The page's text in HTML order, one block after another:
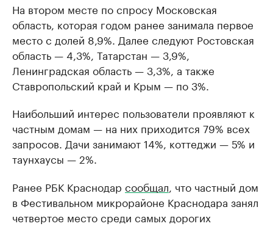
На втором месте по спросу Московская
область, которая годом ранее занимала первое
место с долей 8,9%. Далее следуют Ростовская
область — 4,3%, Татарстан — 3,9%,
Ленинградская область — 3,3%, а также
Ставропольский край и Крым — по 3%.
Наибольший интерес пользователи проявляют к
частным домам — на них приходится 79% всех
запросов. Дачи занимают 14%, коттеджи — 5% и
таунхаусы — 2%.
Ранее РБК Краснодар сообщал , что частный дом
в Фестивальном микрорайоне Краснодара занял
четвертое место среди самых дорогих